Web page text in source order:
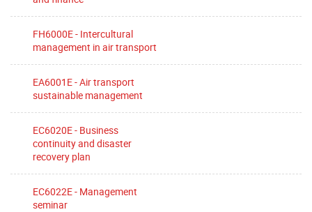
FH6000E - Intercultural
management in air transport
EA6001E - Air transport
sustainable management
EC6020E - Business
continuity and disaster
recovery plan
EC6022E - Management
seminar